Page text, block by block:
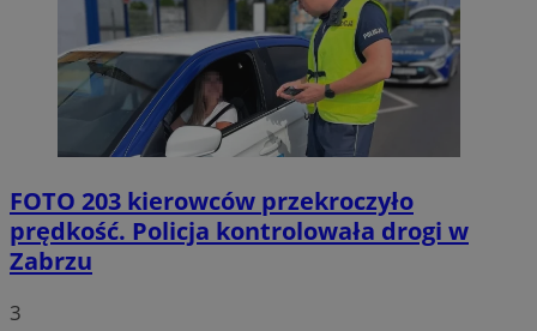
FOTO 203 kierowców przekroczyło
prędkość. Policja kontrolowała drogi w
Zabrzu
3